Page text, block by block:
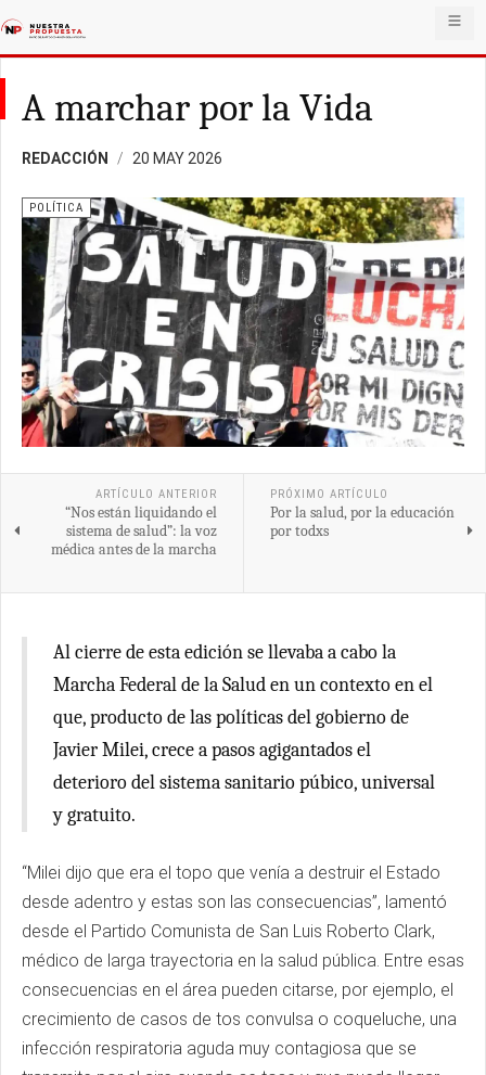
A marchar por la Vida
REDACCIÓN 20 MAY 2026
POLÍTICA
ARTÍCULO ANTERIOR
“Nos están liquidando el
sistema de salud”: la voz
médica antes de la marcha
PRÓXIMO ARTÍCULO
Por la salud, por la educación
por todxs
Al cierre de esta edición se llevaba a cabo la
Marcha Federal de la Salud en un contexto en el
que, producto de las políticas del gobierno de
Javier Milei, crece a pasos agigantados el
deterioro del sistema sanitario púbico, universal
y gratuito.
“Milei dijo que era el topo que venía a destruir el Estado
desde adentro y estas son las consecuencias”, lamentó
desde el Partido Comunista de San Luis Roberto Clark,
médico de larga trayectoria en la salud pública. Entre esas
consecuencias en el área pueden citarse, por ejemplo, el
crecimiento de casos de tos convulsa o coqueluche, una
infección respiratoria aguda muy contagiosa que se